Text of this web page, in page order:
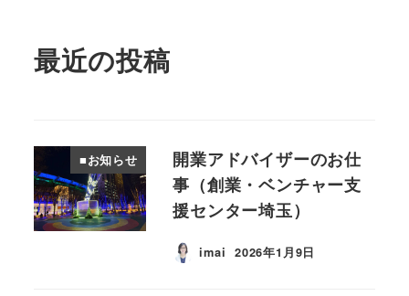
最近の投稿
■お知らせ
開業アドバイザーのお仕
事（創業・ベンチャー支
援センター埼玉）
imai 投稿日
2026年1月9日